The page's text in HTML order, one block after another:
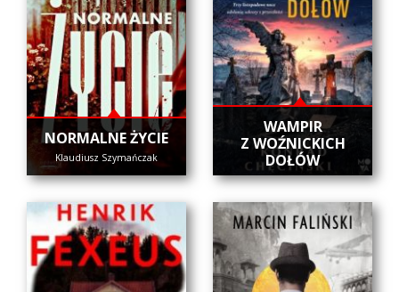
NORMALNE ŻYCIE
Klaudiusz Szymańczak
WAMPIR
Z WOŹNICKICH
DOŁÓW